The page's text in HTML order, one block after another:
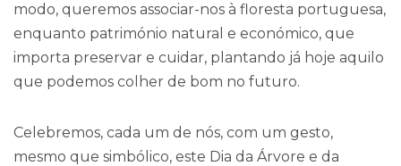
modo, queremos associar-nos à floresta portuguesa,
enquanto património natural e económico, que
importa preservar e cuidar, plantando já hoje aquilo
que podemos colher de bom no futuro.
Celebremos, cada um de nós, com um gesto,
mesmo que simbólico, este Dia da Árvore e da